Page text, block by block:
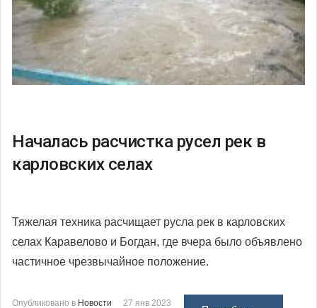
Началась расчистка русел рек в
карловских селах
Тяжелая техника расчищает русла рек в карловских
селах Каравелово и Богдан, где вчера было объявлено
частичное чрезвычайное положение.
Опубликовано в Новости 27 янв 2023